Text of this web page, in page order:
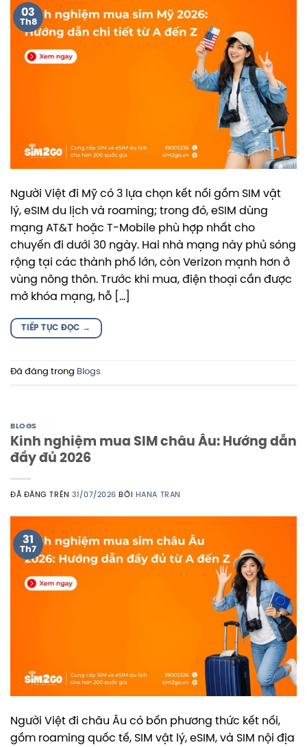
03
Th8
Người Việt đi Mỹ có 3 lựa chọn kết nối gồm SIM vật
lý, eSIM du lịch và roaming; trong đó, eSIM dùng
mạng AT&T hoặc T-Mobile phù hợp nhất cho
chuyến đi dưới 30 ngày. Hai nhà mạng này phủ sóng
rộng tại các thành phố lớn, còn Verizon mạnh hơn ở
vùng nông thôn. Trước khi mua, điện thoại cần được
mở khóa mạng, hỗ […]
TIẾP TỤC ĐỌC →
Đã đăng trong Blogs
BLOGS
Kinh nghiệm mua SIM châu Âu: Hướng dẫn
đầy đủ 2026
ĐÃ ĐĂNG TRÊN31/07/2026 BỞI HANA TRAN
31
Th7
Người Việt đi châu Âu có bốn phương thức kết nối,
gồm roaming quốc tế, SIM vật lý, eSIM, và SIM nội địa